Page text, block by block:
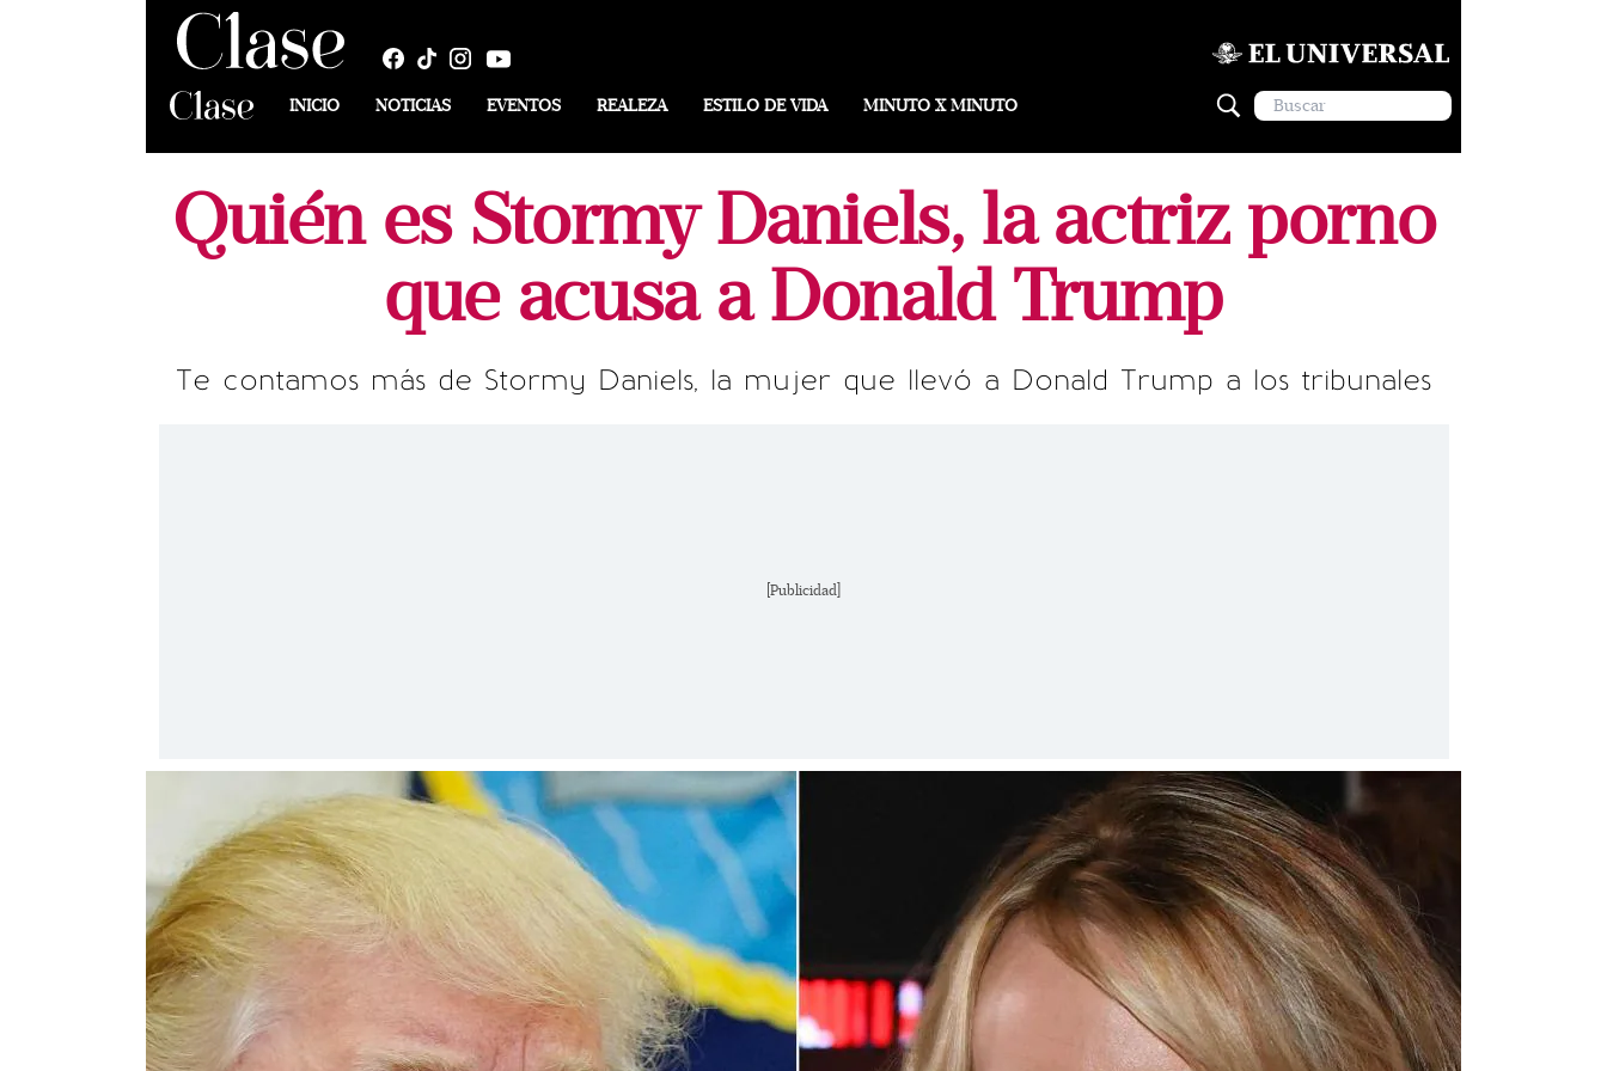
INICIO NOTICIAS EVENTOS REALEZA ESTILO DE VIDA MINUTO X MINUTO
Quién es Stormy Daniels, la actriz porno
que acusa a Donald Trump
Te contamos más de Stormy Daniels, la mujer que llevó a Donald Trump a los tribunales
[Publicidad]